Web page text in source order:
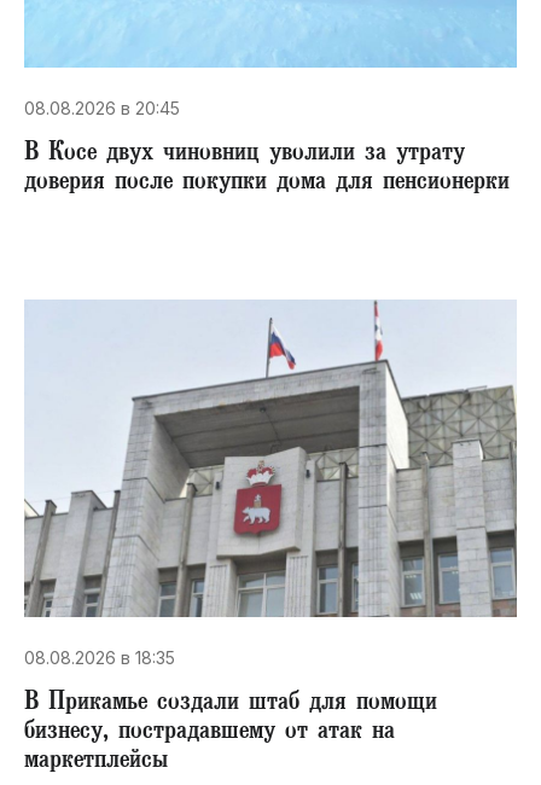
08.08.2026 в 20:45
В Косе двух чиновниц уволили за утрату
доверия после покупки дома для пенсионерки
08.08.2026 в 18:35
В Прикамье создали штаб для помощи
бизнесу, пострадавшему от атак на
маркетплейсы